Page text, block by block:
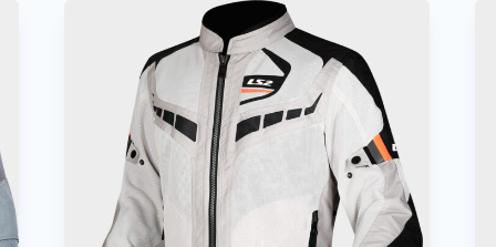
199.95€.
es:
179.95€.